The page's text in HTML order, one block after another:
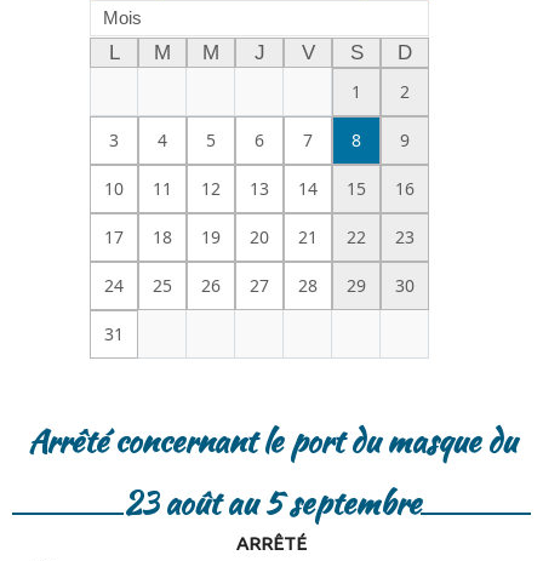
Mois
L M M J V S
D
1
2
3 4 5 6 7 8 9
10 11 12 13 14 15 16
17 18 19 20 21 22 23
24 25 26 27 28 29 30
31
Arrêté concernant le port du masque du
23 août au 5 septembre
ARRÊTÉ